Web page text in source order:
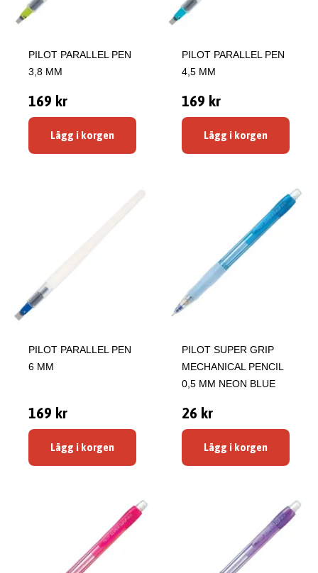
PILOT PARALLEL PEN
3,8 MM
169 kr
Lägg i korgen
PILOT PARALLEL PEN
4,5 MM
169 kr
Lägg i korgen
PILOT PARALLEL PEN
6 MM
169 kr
Lägg i korgen
PILOT SUPER GRIP
MECHANICAL PENCIL
0,5 MM NEON BLUE
26 kr
Lägg i korgen